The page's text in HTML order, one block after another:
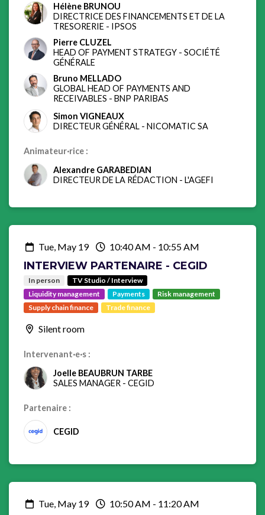
Hélène BRUNOU
DIRECTRICE DES FINANCEMENTS ET DE LA
TRESORERIE - IPSOS
Pierre CLUZEL
HEAD OF PAYMENT STRATEGY - SOCIÉTÉ
GÉNÉRALE
Bruno MELLADO
GLOBAL HEAD OF PAYMENTS AND
RECEIVABLES - BNP PARIBAS
Simon VIGNEAUX
DIRECTEUR GÉNÉRAL - NICOMATIC SA
Animateur·rice :
Alexandre GARABEDIAN
DIRECTEUR DE LA RÉDACTION - L'AGEFI
Tue, May 19 10:40 AM - 10:55 AM
INTERVIEW PARTENAIRE - CEGID
In person
TV Studio / Interview
Liquidity management
Payments
Risk management
Supply chain finance
Trade finance
Silent room
Intervenant·e·s :
Joelle BEAUBRUN TARBE
SALES MANAGER - CEGID
Partenaire :
CEGID
Tue, May 19 10:50 AM - 11:20 AM